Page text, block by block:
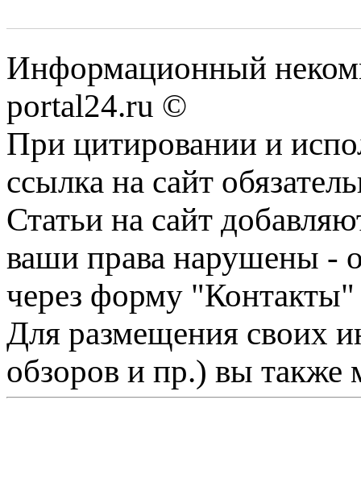
Информационный
portal24.ru ©
При цитировании и
ссылка на сайт
Статьи на сайт
ваши права нарушены -
через форму "Контакты"
Для размещения своих
обзоров и пр.) вы также